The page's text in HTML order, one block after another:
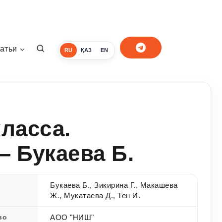
RU ҚАЗ EN
Букаева Б.
Букаева Б., Зикирина Г., Макашева
Ж., Мукатаева Д., Тен И.
АОО "НИШ"